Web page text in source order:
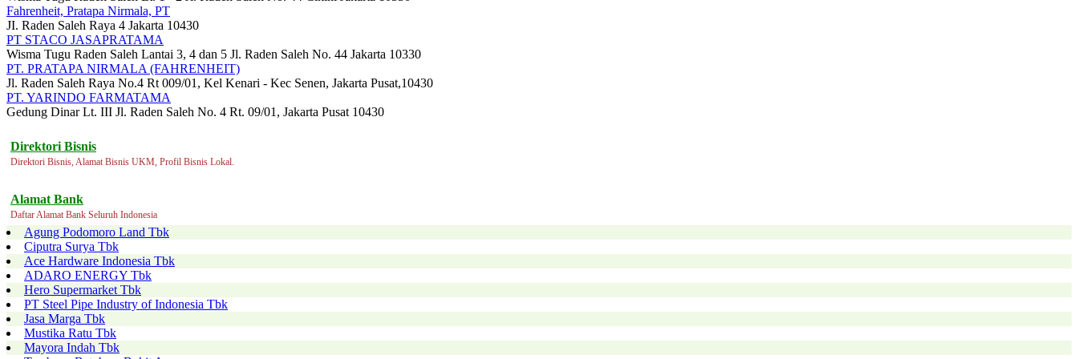
Fahrenheit, Pratapa Nirmala, PT
JI. Raden Saleh Raya 4 Jakarta 10430
PT STACO JASAPRATAMA
Wisma Tugu Raden Saleh Lantai 3, 4 dan 5 Jl. Raden Saleh No. 44 Jakarta 10330
PT. PRATAPA NIRMALA (FAHRENHEIT)
Jl. Raden Saleh Raya No.4 Rt 009/01, Kel Kenari - Kec Senen, Jakarta Pusat,10430
PT. YARINDO FARMATAMA
Gedung Dinar Lt. III Jl. Raden Saleh No. 4 Rt. 09/01, Jakarta Pusat 10430
Direktori Bisnis
Direktori Bisnis, Alamat Bisnis UKM, Profil Bisnis Lokal.
Alamat Bank
Daftar Alamat Bank Seluruh Indonesia
Agung Podomoro Land Tbk
Ciputra Surya Tbk
Ace Hardware Indonesia Tbk
ADARO ENERGY Tbk
Hero Supermarket Tbk
PT Steel Pipe Industry of Indonesia Tbk
Jasa Marga Tbk
Mustika Ratu Tbk
Mayora Indah Tbk